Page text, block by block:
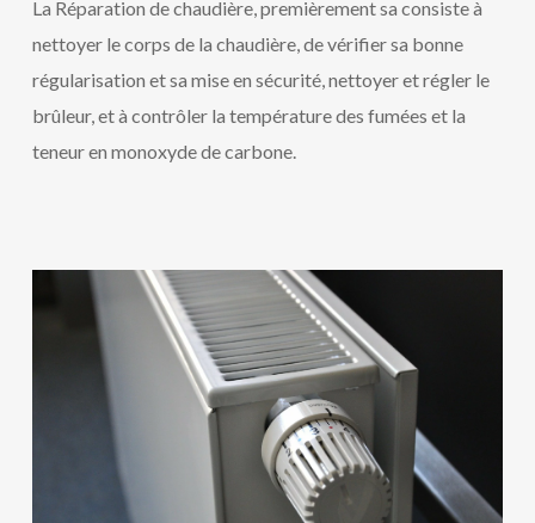
La Réparation de chaudière, premièrement sa consiste à
nettoyer le corps de la chaudière, de vérifier sa bonne
régularisation et sa mise en sécurité, nettoyer et régler le
brûleur, et à contrôler la température des fumées et la
teneur en monoxyde de carbone.